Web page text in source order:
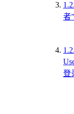
者”
登